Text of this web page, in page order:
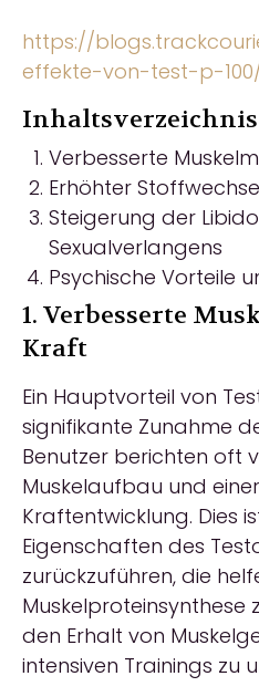
https://
effekte-von-test-p-
Inhaltsverzeichnis
Verbesserte
Erhöhter
Steigerung der
Sexualverlangens
Psychische Vorteile
1. Verbesserte
Kraft
Ein Hauptvorteil von
signifikante Zunahme
Benutzer berichten oft
Muskelaufbau und
Kraftentwicklung. Dies
Eigenschaften des
zurückzuführen, die
Muskelproteinsynthese
den Erhalt von
intensiven Trainings zu